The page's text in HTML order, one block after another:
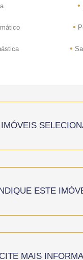
•
•
•
ESTE
MAIS